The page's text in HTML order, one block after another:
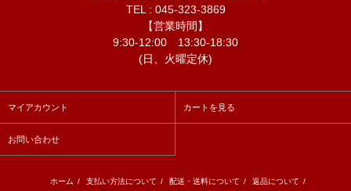
TEL : 045-323-3869
【営業時間】
9:30-12:00 13:30-18:30
(日、火曜定休)
マイアカウント カートを見る
お問い合わせ
ホーム / 支払い方法について / 配送・送料について / 返品について /